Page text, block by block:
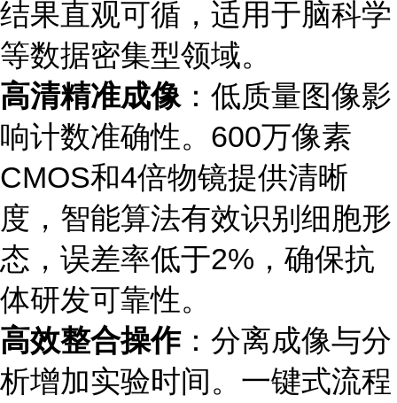
结果直观可循，适用于脑科学
等数据密集型领域。
高清精准成像：低质量图像影
响计数准确性。600万像素
CMOS和4倍物镜提供清晰
度，智能算法有效识别细胞形
态，误差率低于2%，确保抗
体研发可靠性。
高效整合操作：分离成像与分
析增加实验时间。一键式流程